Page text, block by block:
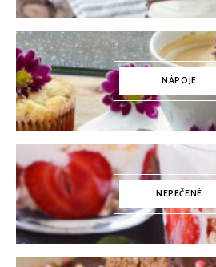
NÁPOJE
NEPEČENÉ